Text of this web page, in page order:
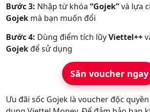
Bước 3: Nhập từ khóa “Gojek”và lựa
Gojek mà bạn muốn đổi
Bước 4: Dùng điểm tích lũyViettel++
Gojekđể sử dụng
Săn voucher ngay
Ưu đãi sốc Gojek là voucher độc